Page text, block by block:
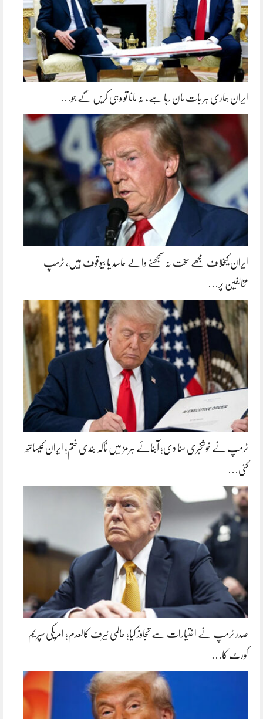
ایران ہماری ہر بات مان رہا ہے، نہ مانا تو وہی کریں گے جو…
ایران کیخلاف مجھے سخت نہ سمجھنے والے حاسد یا بیوقوف ہیں، ٹرمپ
مخالفین پر…
ٹرمپ نے خوشخبری سنا دی؛ آبنائے ہرمز میں ناکہ بندی ختم؛ ایران کیساتھ
کئی…
صدر ٹرمپ نے اختیارات سے تجاوز کیا؛ عالمی ٹیرف کالعدم؛ امریکی سپریم
کورٹ کا…